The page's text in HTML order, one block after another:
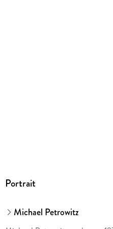
Portrait
Michael Petrowitz